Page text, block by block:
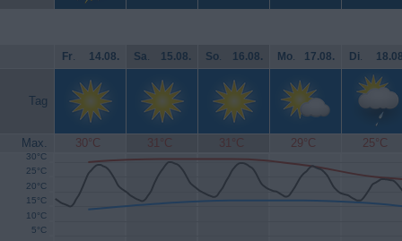
Fr. 14.08. Sa. 15.08. So. 16.08. Mo. 17.08. Di.
Tag
Max. 30°C 31°C 31°C 29°C 25°C
5°C
10°C
15°C
20°C
25°C
30°C